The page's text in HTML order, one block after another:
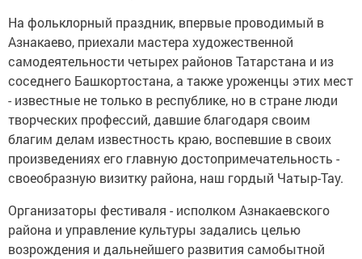
На фольклорный праздник, впервые проводимый в
Азнакаево, приехали мастера художественной
самодеятельности четырех районов Татарстана и из
соседнего Башкортостана, а также уроженцы этих мест
- известные не только в республике, но в стране люди
творческих профессий, давшие благодаря своим
благим делам известность краю, воспевшие в своих
произведениях его главную достопримечательность -
своеобразную визитку района, наш гордый Чатыр-Тау.
Организаторы фестиваля - исполком Азнакаевского
района и управление культуры задались целью
возрождения и дальнейшего развития самобытной